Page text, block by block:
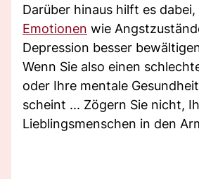
Darüber hinaus hilft es
Emotionen wie
Depression besser
Wenn Sie also einen
oder Ihre mentale
scheint ... Zögern Sie nicht,
Lieblingsmenschen in den